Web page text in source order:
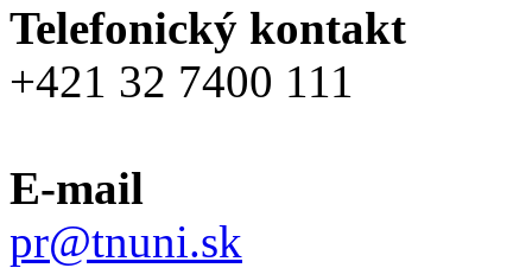
Telefonický kontakt
+421 32 7400 111
E-mail
pr@tnuni.sk